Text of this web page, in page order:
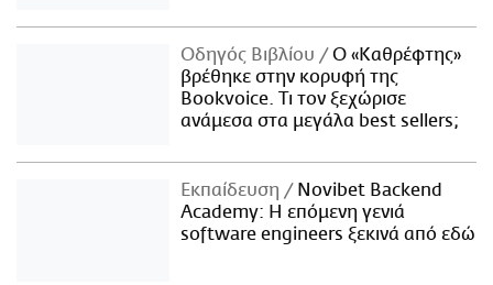
Οδηγός Βιβλίου
Ο «Καθρέφτης»
βρέθηκε στην κορυφή της
Bookvoice. Τι τον ξεχώρισε
ανάμεσα στα μεγάλα best sellers;
Εκπαίδευση
Novibet Backend
Academy: Η επόμενη γενιά
software engineers ξεκινά από εδώ